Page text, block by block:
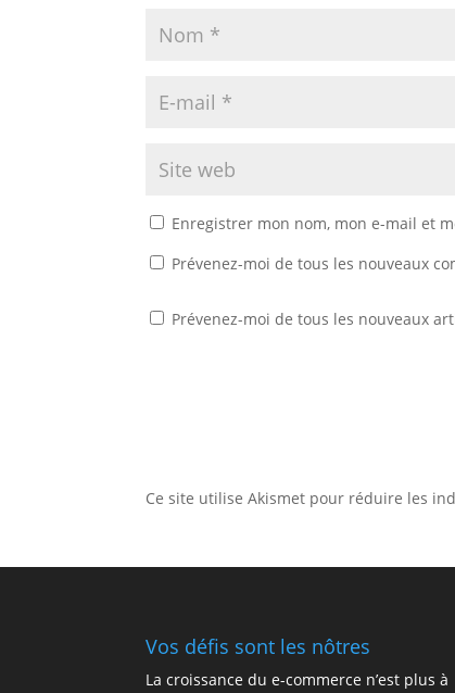
Enregistrer mon nom, mon e-mail et
Prévenez-moi de tous les nouveaux
Prévenez-moi de tous les nouveaux
Ce site utilise Akismet pour réduire les
Vos défis sont les nôtres
La croissance du e-commerce n’est plus à